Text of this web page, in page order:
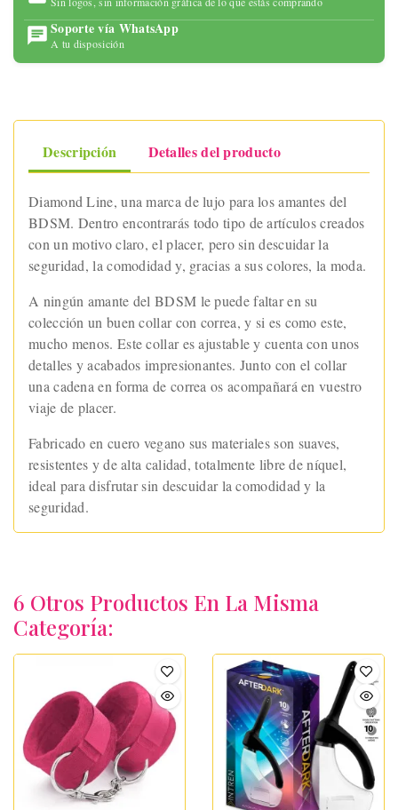
Soporte vía WhatsApp
A tu disposición
Descripción Detalles del producto
Diamond Line, una marca de lujo para los amantes del
BDSM. Dentro encontrarás todo tipo de artículos creados
con un motivo claro, el placer, pero sin descuidar la
seguridad, la comodidad y, gracias a sus colores, la moda.
A ningún amante del BDSM le puede faltar en su
colección un buen collar con correa, y si es como este,
mucho menos. Este collar es ajustable y cuenta con unos
detalles y acabados impresionantes. Junto con el collar
una cadena en forma de correa os acompañará en vuestro
viaje de placer.
Fabricado en cuero vegano sus materiales son suaves,
resistentes y de alta calidad, totalmente libre de níquel,
ideal para disfrutar sin descuidar la comodidad y la
seguridad.
6 Otros Productos En La Misma
Categoría: